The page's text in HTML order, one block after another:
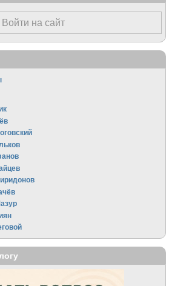
Войти на сайт